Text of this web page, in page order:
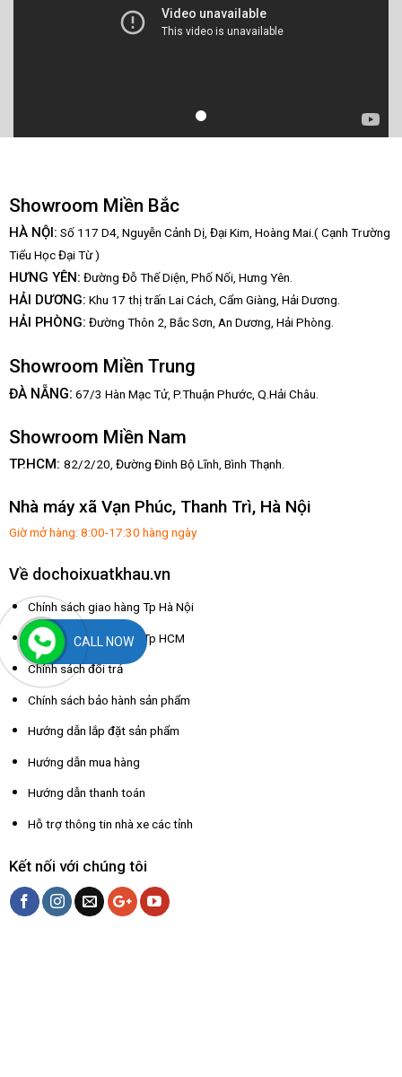
Showroom Miền Bắc
HÀ NỘI: Số 117 D4, Nguyễn Cảnh Dị, Đại Kim, Hoàng Mai.( Cạnh Trường
Tiểu Học Đại Từ )
HƯNG YÊN: Đường Đỗ Thế Diện, Phố Nối, Hưng Yên.
HẢI DƯƠNG: Khu 17 thị trấn Lai Cách, Cẩm Giàng, Hải Dương.
HẢI PHÒNG: Đường Thôn 2, Bắc Sơn, An Dương, Hải Phòng.
Showroom Miền Trung
ĐÀ NẴNG: 67/3 Hàn Mạc Tử, P.Thuận Phước, Q.Hải Châu.
Showroom Miền Nam
TP.HCM: 82/2/20, Đường Đinh Bộ Lĩnh, Bình Thạnh.
Nhà máy xã Vạn Phúc, Thanh Trì, Hà Nội
Giờ mở hàng: 8:00-17:30 hàng ngày
Về dochoixuatkhau.vn
Chính sách giao hàng Tp Hà Nội
Chính sách giao hàng Tp HCM
Chính sách đổi trả
Chính sách bảo hành sản phẩm
Hướng dẫn lắp đặt sản phẩm
Hướng dẫn mua hàng
Hướng dẫn thanh toán
Hỗ trợ thông tin nhà xe các tỉnh
Kết nối với chúng tôi
CALL NOW